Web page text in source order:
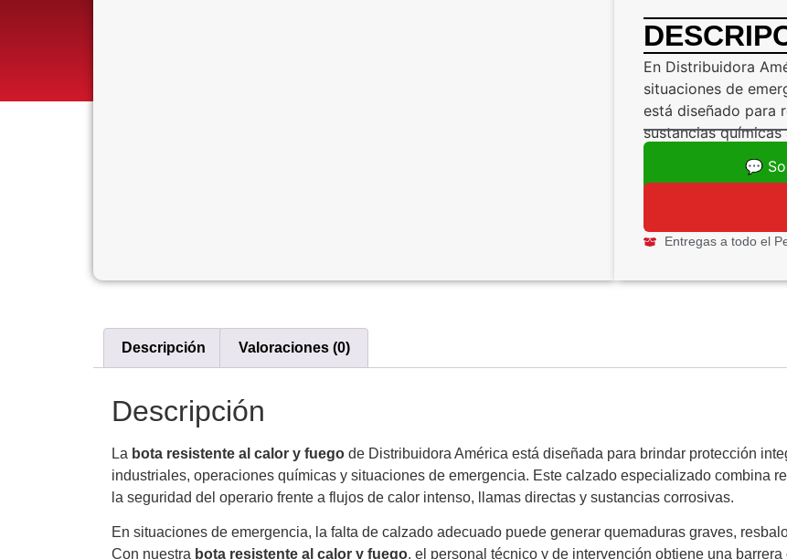
En Distribuidora
situaciones de
está diseñado para
sustancias químicas
💬
Entregas a todo el
Descripción Valoraciones (0)
Descripción
La bota resistente al calor y fuego de Distribuidora América está diseñada para brindar protección
industriales, operaciones químicas y situaciones de emergencia. Este calzado especializado combina
la seguridad del operario frente a flujos de calor intenso, llamas directas y sustancias corrosivas.
En situaciones de emergencia, la falta de calzado adecuado puede generar quemaduras graves,
Con nuestra bota resistente al calor y fuego, el personal técnico y de intervención obtiene una